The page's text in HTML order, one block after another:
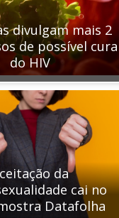
divulgam mais 2
de possível cura
do HIV
da
cai no
Datafolha